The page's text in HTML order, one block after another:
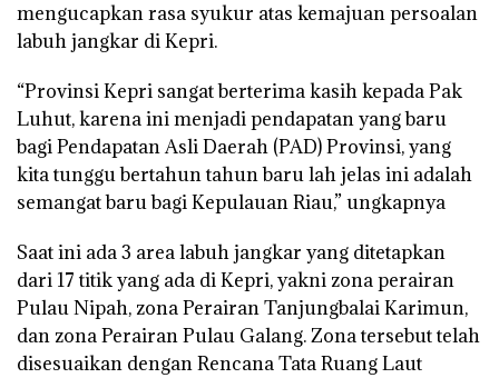
mengucapkan rasa syukur atas kemajuan persoalan
labuh jangkar di Kepri.
“Provinsi Kepri sangat berterima kasih kepada Pak
Luhut, karena ini menjadi pendapatan yang baru
bagi Pendapatan Asli Daerah (PAD) Provinsi, yang
kita tunggu bertahun tahun baru lah jelas ini adalah
semangat baru bagi Kepulauan Riau,” ungkapnya
Saat ini ada 3 area labuh jangkar yang ditetapkan
dari 17 titik yang ada di Kepri, yakni zona perairan
Pulau Nipah, zona Perairan Tanjungbalai Karimun,
dan zona Perairan Pulau Galang. Zona tersebut telah
disesuaikan dengan Rencana Tata Ruang Laut